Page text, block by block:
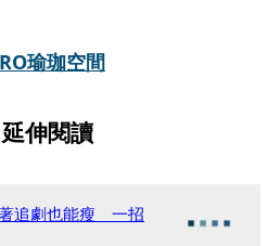
瑜珈空間
延伸閱讀
著追劇也能瘦 一招